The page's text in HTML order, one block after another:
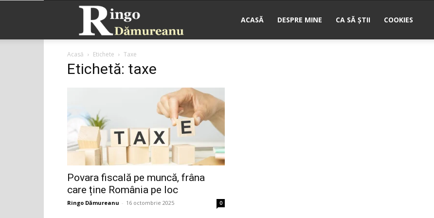
ACASĂ DESPRE MINE CA SĂ ȘTII COOKIES
Acasă Etichete Taxe
Etichetă: taxe
Povara fiscală pe muncă, frâna
care ține România pe loc
Ringo Dămureanu - 16 octombrie 2025 0